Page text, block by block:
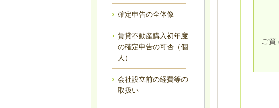
ご質
確定申告の全体像
賃貸不動産購入初年度
の確定申告の可否（個
人）
会社設立前の経費等の
取扱い